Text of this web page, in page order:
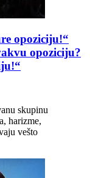
opoziciju!“
opoziciju?
skupinu
harizme,
vešto